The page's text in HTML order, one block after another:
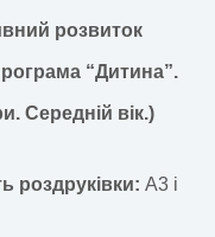
розвиток
“Дитина”.
Середній вік.)
роздруківки: А3 і